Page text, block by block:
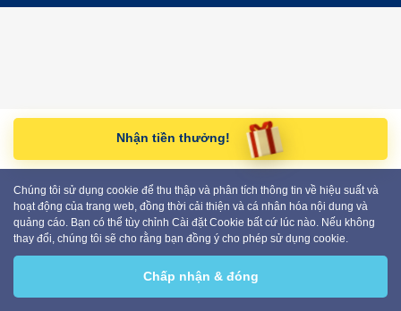
Nhận tiền thưởng!
Chúng tôi sử dụng cookie để thu thập và phân tích thông tin về hiệu suất và
hoạt động của trang web, đồng thời cải thiện và cá nhân hóa nội dung và
quảng cáo. Bạn có thể tùy chỉnh Cài đặt Cookie bất cứ lúc nào. Nếu không
thay đổi, chúng tôi sẽ cho rằng bạn đồng ý cho phép sử dụng cookie.
Chấp nhận & đóng